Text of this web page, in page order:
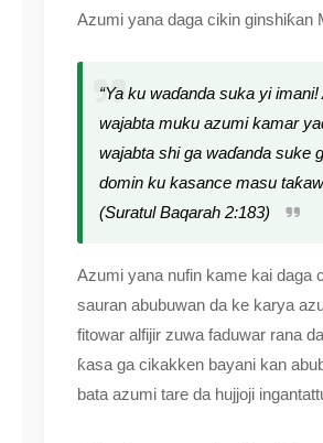
Azumi yana daga cikin ginshiƙan
“Ya ku waɗanda suka yi imani!
wajabta muku azumi kamar
wajabta shi ga waɗanda suke
domin ku kasance masu
(Suratul Baqarah 2:183)
Azumi yana nufin kame kai daga
sauran abubuwan da ke karya
fitowar alfijir zuwa faduwar rana
ƙasa ga cikakken bayani kan
bata azumi tare da hujjoji